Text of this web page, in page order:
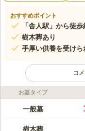
おすすめポイント
「舎人駅」から徒
樹木葬あり
手厚い供養を受けら
コ
ライフドット編集部のコメン
足立メモリアル
も心静かにお真
お墓タイプ
一般墓
樹木葬